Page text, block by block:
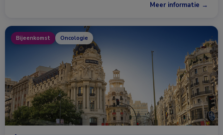
Meer informatie →
Bijeenkomst Oncologie